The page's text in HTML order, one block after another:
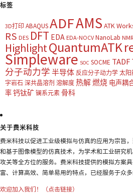
标签
3D打印 ABAQUSADFAMS ATK
RS DES DFT EDA EDA-NOCV NanoLab NMR
HighlightQuantumATK
Simpleware SOC SOCME TADF
分子动力学 半导体 反应分子动力学 太阳
字岩石 深共晶溶剂 溶解度 热解燃烧 电声耦
率钙钛矿 镧系元素 骨科
关于费米科技
费米科技以促进工业级模拟与仿真的应用为宗旨
和基于图像模型的仿真技术，为学术和工业研究
攻关等全方位的服务。费米科技提供的模拟方案
富、计算高效、简单易用的特点，已经服务于众多
欢迎加入我们！（点击链接）